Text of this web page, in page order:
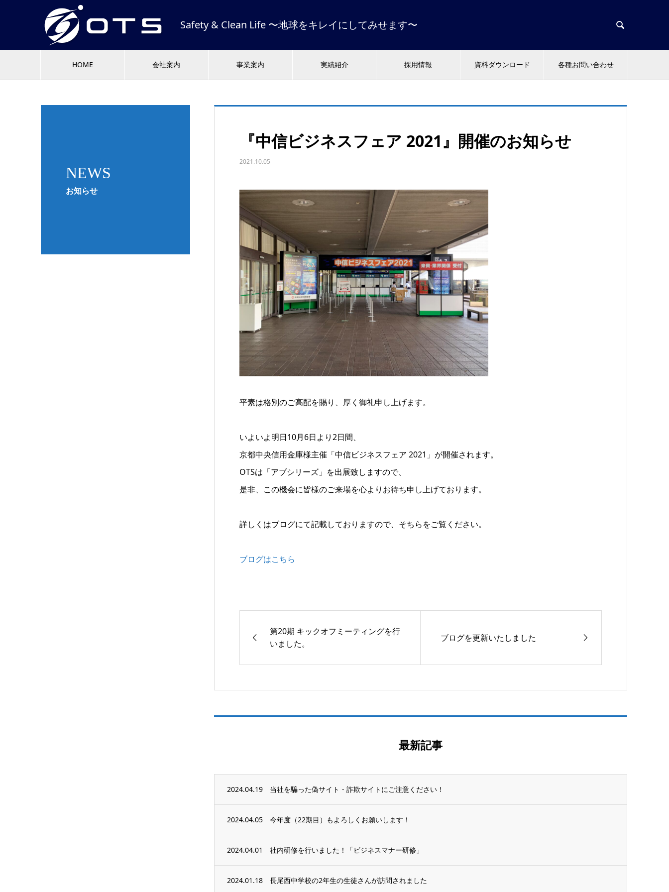
Safety & Clean Life 〜地球をキレイにしてみせます〜 
HOME 会社案内 事業案内 実績紹介 採用情報 資料ダウンロード 各種お問い合わせ
NEWS
お知らせ
『中信ビジネスフェア 2021』開催のお知らせ
2021.10.05
平素は格別のご高配を賜り、厚く御礼申し上げます。
いよいよ明日10月6日より2日間、
京都中央信用金庫様主催「中信ビジネスフェア 2021」が開催されます。
OTSは「アブシリーズ」を出展致しますので、
是非、この機会に皆様のご来場を心よりお待ち申し上げております。
詳しくはブログにて記載しておりますので、そちらをご覧ください。
ブログはこちら
第20期 キックオフミーティングを行
いました。
ブログを更新いたしました
最新記事
2024.04.19 当社を騙った偽サイト・詐欺サイトにご注意ください！
2024.04.05 今年度（22期目）もよろしくお願いします！
2024.04.01 社内研修を行いました！「ビジネスマナー研修」
2024.01.18 長尾西中学校の2年生の生徒さんが訪問されました